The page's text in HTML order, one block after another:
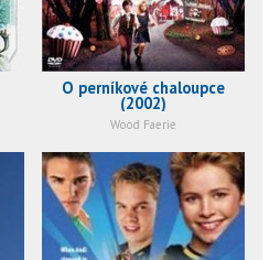
O perníkové chaloupce
(2002)
Wood Faerie